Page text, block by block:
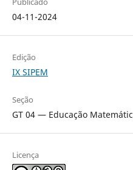
04-11-2024
Edição
IX SIPEM
Seção
GT 04 — Educação
Licença